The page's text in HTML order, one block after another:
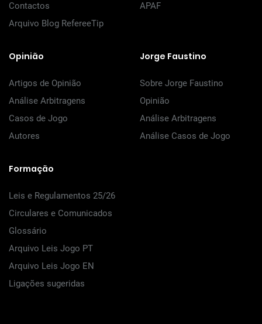
Contactos
Arquivo Blog RefereeTip
APAF
Opinião
Artigos de Opinião
Análise Arbitragens
Casos de Jogo
Autores
Jorge Faustino
Sobre Jorge Faustino
Opinião
Análise Arbitragens
Análise Casos de Jogo
Formação
Leis e Regulamentos 25/26
Circulares e Comunicados
Glossário
Arquivo Leis Jogo PT
Arquivo Leis Jogo EN
Ligações sugeridas